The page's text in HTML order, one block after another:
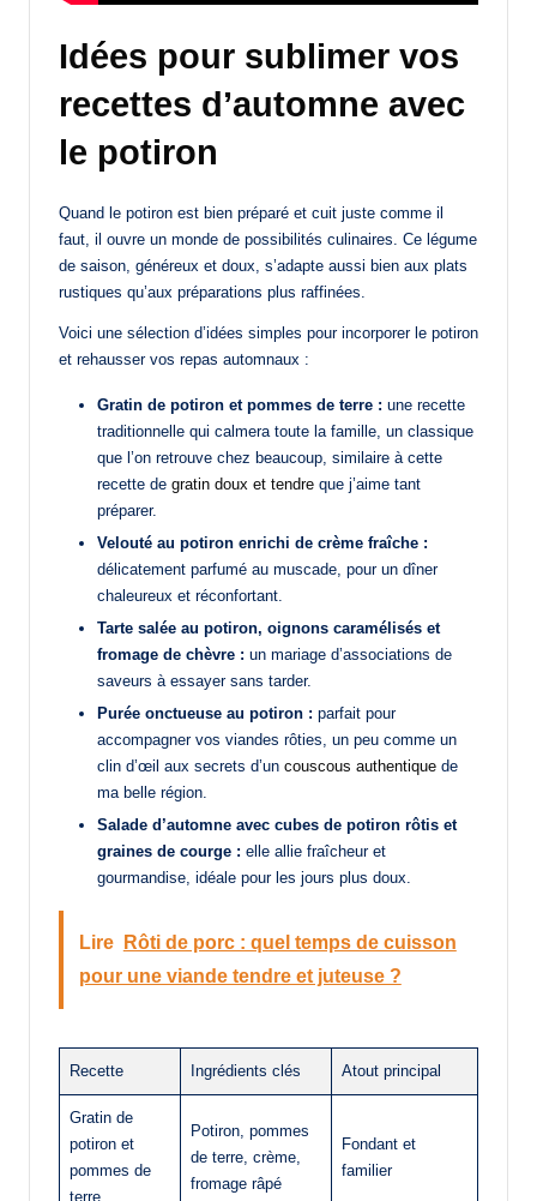
Idées pour sublimer vos
recettes d’automne avec
le potiron
Quand le potiron est bien préparé et cuit juste comme il
faut, il ouvre un monde de possibilités culinaires. Ce légume
de saison, généreux et doux, s’adapte aussi bien aux plats
rustiques qu’aux préparations plus raffinées.
Voici une sélection d’idées simples pour incorporer le potiron
et rehausser vos repas automnaux :
Gratin de potiron et pommes de terre : une recette
traditionnelle qui calmera toute la famille, un classique
que l’on retrouve chez beaucoup, similaire à cette
recette de gratin doux et tendre que j’aime tant
préparer.
Velouté au potiron enrichi de crème fraîche :
délicatement parfumé au muscade, pour un dîner
chaleureux et réconfortant.
Tarte salée au potiron, oignons caramélisés et
fromage de chèvre : un mariage d’associations de
saveurs à essayer sans tarder.
Purée onctueuse au potiron : parfait pour
accompagner vos viandes rôties, un peu comme un
clin d’œil aux secrets d’un couscous authentique de
ma belle région.
Salade d’automne avec cubes de potiron rôtis et
graines de courge : elle allie fraîcheur et
gourmandise, idéale pour les jours plus doux.
Lire
Rôti de porc : quel temps de cuisson
pour une viande tendre et juteuse ?
Recette Ingrédients clés Atout principal
Gratin de
potiron et
pommes de
terre
Potiron, pommes
de terre, crème,
fromage râpé
Fondant et
familier